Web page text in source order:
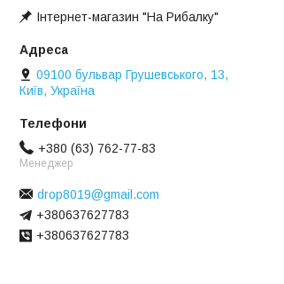
Інтернет-магазин "На Рибалку"
09100 бульвар Грушевського, 13,
Київ, Україна
+380 (63) 762-77-83
Менеджер
drop8019@gmail.com
+380637627783
+380637627783